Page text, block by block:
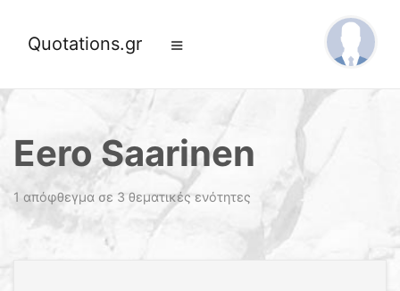
Quotations.gr
Eero Saarinen
1 απόφθεγμα σε 3 θεματικές ενότητες